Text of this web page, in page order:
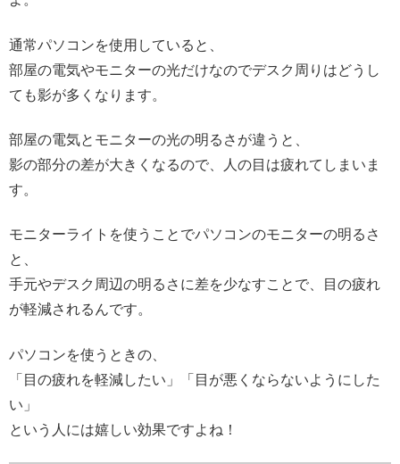
通常パソコンを使用していると、
部屋の電気やモニターの光だけなのでデスク周りはどうし
ても影が多くなります。
部屋の電気とモニターの光の明るさが違うと、
影の部分の差が大きくなるので、人の目は疲れてしまいま
す。
モニターライトを使うことでパソコンのモニターの明るさ
と、
手元やデスク周辺の明るさに差を少なすことで、目の疲れ
が軽減されるんです。
パソコンを使うときの、
「目の疲れを軽減したい」「目が悪くならないようにした
い」
という人には嬉しい効果ですよね！